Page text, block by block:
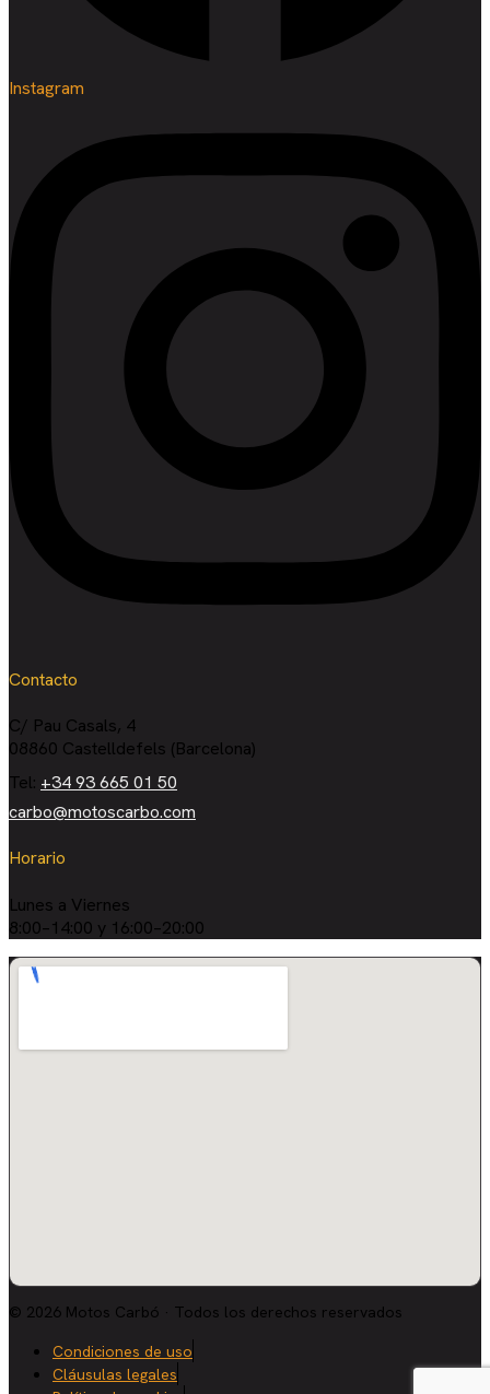
Instagram
Contacto
C/ Pau Casals, 4
08860 Castelldefels (Barcelona)
Tel: +34 93 665 01 50
carbo@motoscarbo.com
Horario
Lunes a Viernes
8:00–14:00 y 16:00–20:00
© 2026 Motos Carbó · Todos los derechos reservados
Condiciones de uso
Cláusulas legales